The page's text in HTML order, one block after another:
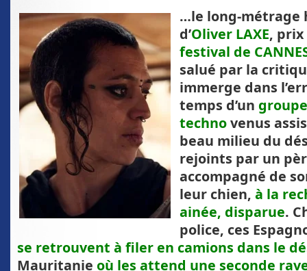
…le long-métrage
d’Oliver LAXE, prix
festival de
salué par la
immerge dans
temps d’un
technovenus
beau milieu du
rejoints par un
accompagné de
leur chien, à la
ainée, disparue.
police, ces
se retrouvent à filer en camions dans le
Mauritanie où les attend une seconde